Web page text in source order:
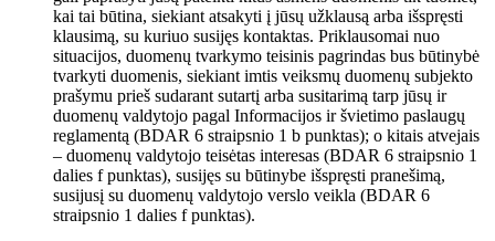
kai tai būtina, siekiant atsakyti į jūsų užklausą arba išspręsti
klausimą, su kuriuo susijęs kontaktas. Priklausomai nuo
situacijos, duomenų tvarkymo teisinis pagrindas bus būtinybė
tvarkyti duomenis, siekiant imtis veiksmų duomenų subjekto
prašymu prieš sudarant sutartį arba susitarimą tarp jūsų ir
duomenų valdytojo pagal Informacijos ir švietimo paslaugų
reglamentą (BDAR 6 straipsnio 1 b punktas); o kitais atvejais
– duomenų valdytojo teisėtas interesas (BDAR 6 straipsnio 1
dalies f punktas), susijęs su būtinybe išspręsti pranešimą,
susijusį su duomenų valdytojo verslo veikla (BDAR 6
straipsnio 1 dalies f punktas).